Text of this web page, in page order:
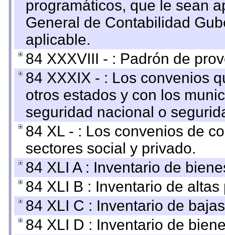
programáticos, que le sean
General de Contabilidad
aplicable.
84 XXXVIII - : Padrón de
84 XXXIX - : Los convenios
otros estados y con los
seguridad nacional o
84 XL - : Los convenios de
sectores social y privado.
84 XLI A : Inventario de
84 XLI B : Inventario de
84 XLI C : Inventario de
84 XLI D : Inventario de